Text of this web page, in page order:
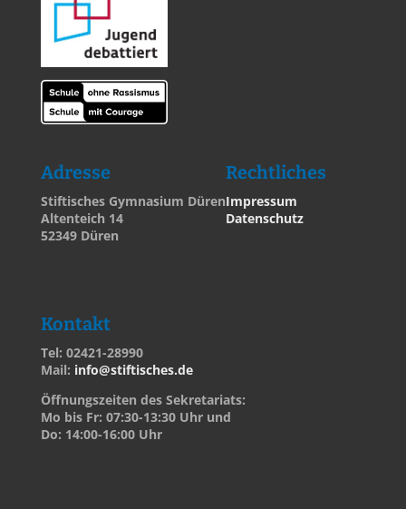
Adresse
Stiftisches Gymnasium Düren
Altenteich 14
52349 Düren
Rechtliches
Impressum
Datenschutz
Kontakt
Tel: 02421-28990
Mail: info@stiftisches.de
Öffnungszeiten des Sekretariats:
Mo bis Fr: 07:30-13:30 Uhr und
Do: 14:00-16:00 Uhr